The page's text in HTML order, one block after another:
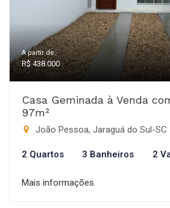
A partir de:
R$ 438.000
Casa Geminada à Venda
97m²
João Pessoa, Jaraguá do Sul-SC
2 Quartos 3 Banheiros 2
Mais informações